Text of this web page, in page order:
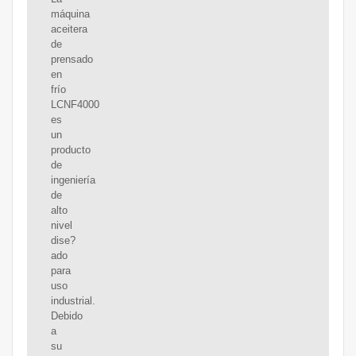
máquina
aceitera
de
prensado
en
frío
LCNF4000
es
un
producto
de
ingeniería
de
alto
nivel
dise?
ado
para
uso
industrial.
Debido
a
su